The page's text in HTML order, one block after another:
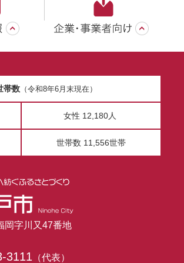
帯数（令和8年6月末現在）
女性 12,180人
世帯数 11,556世帯
字川又47番地
3111 （代表）